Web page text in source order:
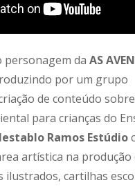
personagem da AS
por um grupo
de conteúdo sobre
para crianças do
Ramos Estúdio
artística na produção
ilustrados, cartilhas